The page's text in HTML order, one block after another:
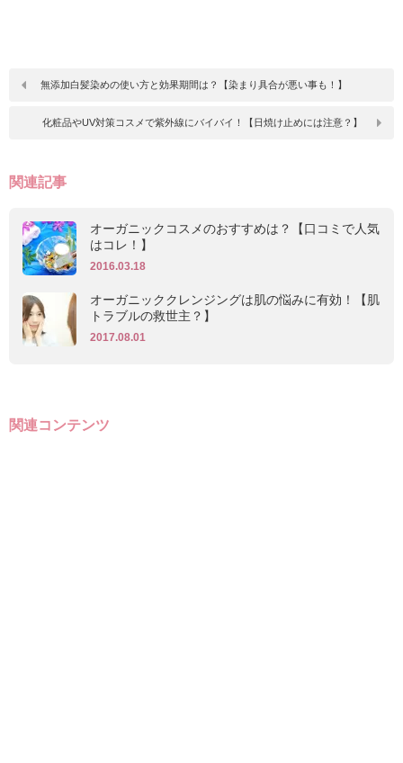
無添加白髪染めの使い方と効果期間は？【染まり具合が悪い事も！】
化粧品やUV対策コスメで紫外線にバイバイ！【日焼け止めには注意？】
関連記事
オーガニックコスメのおすすめは？【口コミで人気
はコレ！】
2016.03.18
オーガニッククレンジングは肌の悩みに有効！【肌
トラブルの救世主？】
2017.08.01
関連コンテンツ